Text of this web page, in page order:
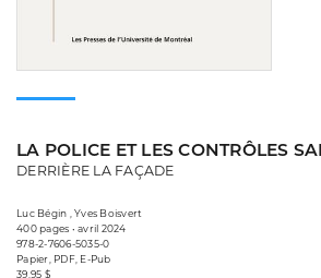
LA POLICE ET LES CONTRÔLES
DERRIÈRE LA FAÇADE
Luc Bégin , Yves Boisvert
400 pages • avril 2024
978-2-7606-5035-0
Papier, PDF, E-Pub
39,95 $